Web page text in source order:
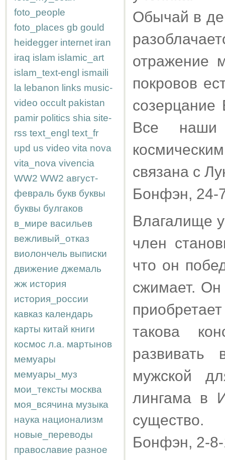
foto_people
foto_places gb gould
heidegger internet iran
iraq islam islamic_art
islam_text-engl ismaili
la lebanon links music-
video occult pakistan
pamir politics shia site-
rss text_engl text_fr
upd us video vita nova
vita_nova vivencia
WW2 WW2 август-
февраль букв буквы
буквы булгаков
в_мире васильев
вежливый_отказ
виолончель выписки
движение джемаль
жж история
история_россии
кавказ календарь
карты китай книги
космос л.а. мартынов
мемуары
мемуары_муз
мои_тексты москва
моя_всячина музыка
наука национализм
новые_переводы
православие разное
Обычай в
отражение
покровов
созерцание
Все наши
связана с
Бонфэн, 24-
Влагалище
член
что он
сжимает. Он
такова
развивать
мужской
лингама в
существо.
Бонфэн, 2-